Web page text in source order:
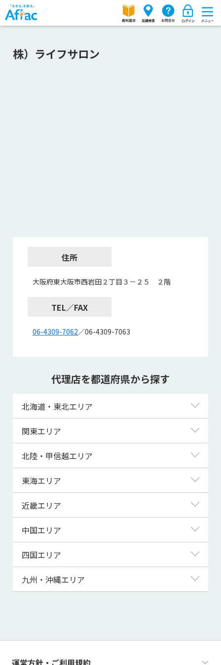
株）ライフサロン
住所
大阪府東大阪市西岩田２丁目３－２５ ２階
TEL／FAX
06-4309-7062／06-4309-7063
代理店を都道府県から探す
北海道・東北エリア
北海道
青森県
宮城県
秋田県
山形県
関東エリア
東京都
神奈川県
埼玉県
千葉県
茨城県
群馬県
北陸・甲信越エリア
新潟県
富山県
福井県
山梨県
長野県
東海エリア
岐阜県
静岡県
三重県
近畿エリア
滋賀県
京都府
大阪府
兵庫県
和歌山県
中国エリア
鳥取県
島根県
山口県
四国エリア
徳島県
高知県
九州・沖縄エリア
運営方針・ご利用規約